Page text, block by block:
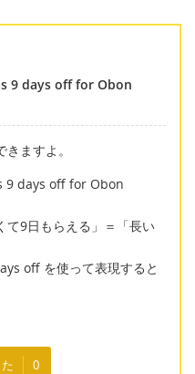
9 days off for Obon
ますよ。
9 days off for Obon
て9日もらえる」＝「長い
off を使って表現すると
0